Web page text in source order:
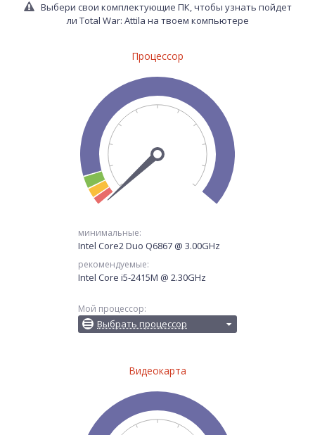
Выбери свои комплектующие ПК, чтобы узнать пойдет
ли Total War: Attila на твоем компьютере
Процессор
минимальные:
Intel Core2 Duo Q6867 @ 3.00GHz
рекомендуемые:
Intel Core i5-2415M @ 2.30GHz
Мой процессор:
Выбрать процессор
Видеокарта